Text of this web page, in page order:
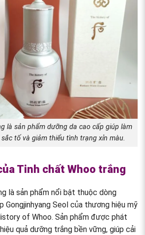
là sản phẩm dưỡng da cao cấp giúp làm
tố và giảm thiểu tình trạng xỉn màu.
Tinh chất Whoo trắng
là sản phẩm nổi bật thuộc dòng
Gongjinhyang Seol của thương hiệu mỹ
of Whoo. Sản phẩm được phát
quả dưỡng trắng bền vững, giúp cải